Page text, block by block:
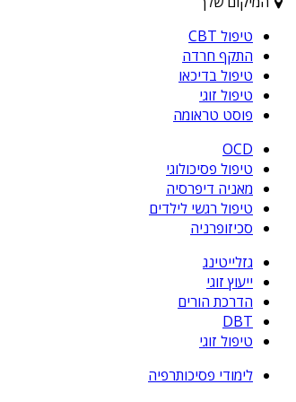
טיפול CBT
התקף חרדה
טיפול בדיכאו
טיפול זוגי
פוסט טראומה
OCD
טיפול פסיכולוגי
מאניה דיפרסיה
טיפול רגשי לילדים
סכיזופרניה
גזלייטינג
ייעוץ זוגי
הדרכת הורים
DBT
טיפול זוגי
לימודי פסיכותרפיה